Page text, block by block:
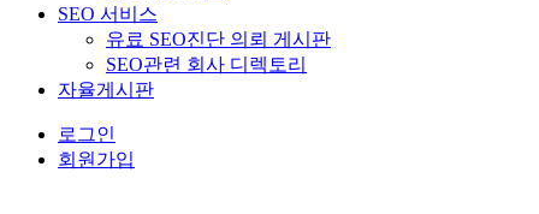
SEO 서비스
유료 SEO진단 의뢰 게시판
SEO관련 회사 디렉토리
자율게시판
로그인
회원가입